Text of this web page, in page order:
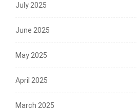
July 2025
June 2025
May 2025
April 2025
March 2025